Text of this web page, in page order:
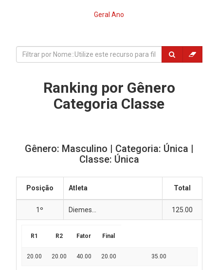
Geral Ano
Ranking por Gênero
Categoria Classe
Gênero: Masculino | Categoria: Única |
Classe: Única
Posição Atleta Total
1º Diemes... 125.00
R1 R2 Fator Final
20.00 20.00 40.00 20.00 35.00